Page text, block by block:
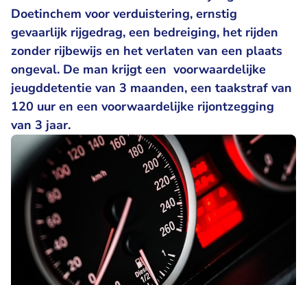
Doetinchem voor verduistering, ernstig
gevaarlijk rijgedrag, een bedreiging, het rijden
zonder rijbewijs en het verlaten van een plaats
ongeval. De man krijgt een voorwaardelijke
jeugddetentie van 3 maanden, een taakstraf van
120 uur en een voorwaardelijke rijontzegging
van 3 jaar.